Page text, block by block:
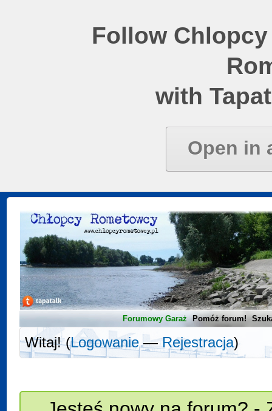
Follow
with
Open in
Forumowy Garaż Pomóż forum!
Witaj! (Logowanie—Rejestracja)